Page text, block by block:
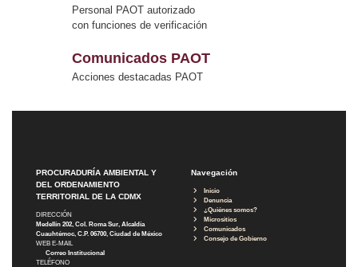
Personal PAOT autorizado
con funciones de verificación
Comunicados PAOT
Acciones destacadas PAOT
PROCURADURÍA AMBIENTAL Y
DEL ORDENAMIENTO
TERRITORIAL DE LA CDMX
DIRECCIÓN
Medellín 202, Col. Roma Sur, Alcaldía
Cuauhtémoc, C.P. 06700, Ciudad de México
WEB E-MAIL
Correo Institucional
TELÉFONO
Navegación
Inicio
Denuncia
¿Quiénes somos?
Micrositios
Comunicados
Consejo de Gobierno